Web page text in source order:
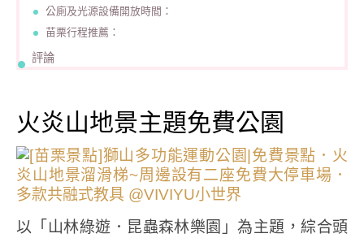
公廁及光源設備開放時間：
苗栗行程推薦：
評論
火炎山地景主題免費公園
以「山林綠遊．昆蟲森林樂園」為主題，綜合頭